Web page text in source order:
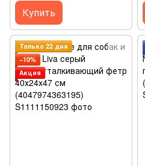
Купить
Только 22 дня
−10%
Акция